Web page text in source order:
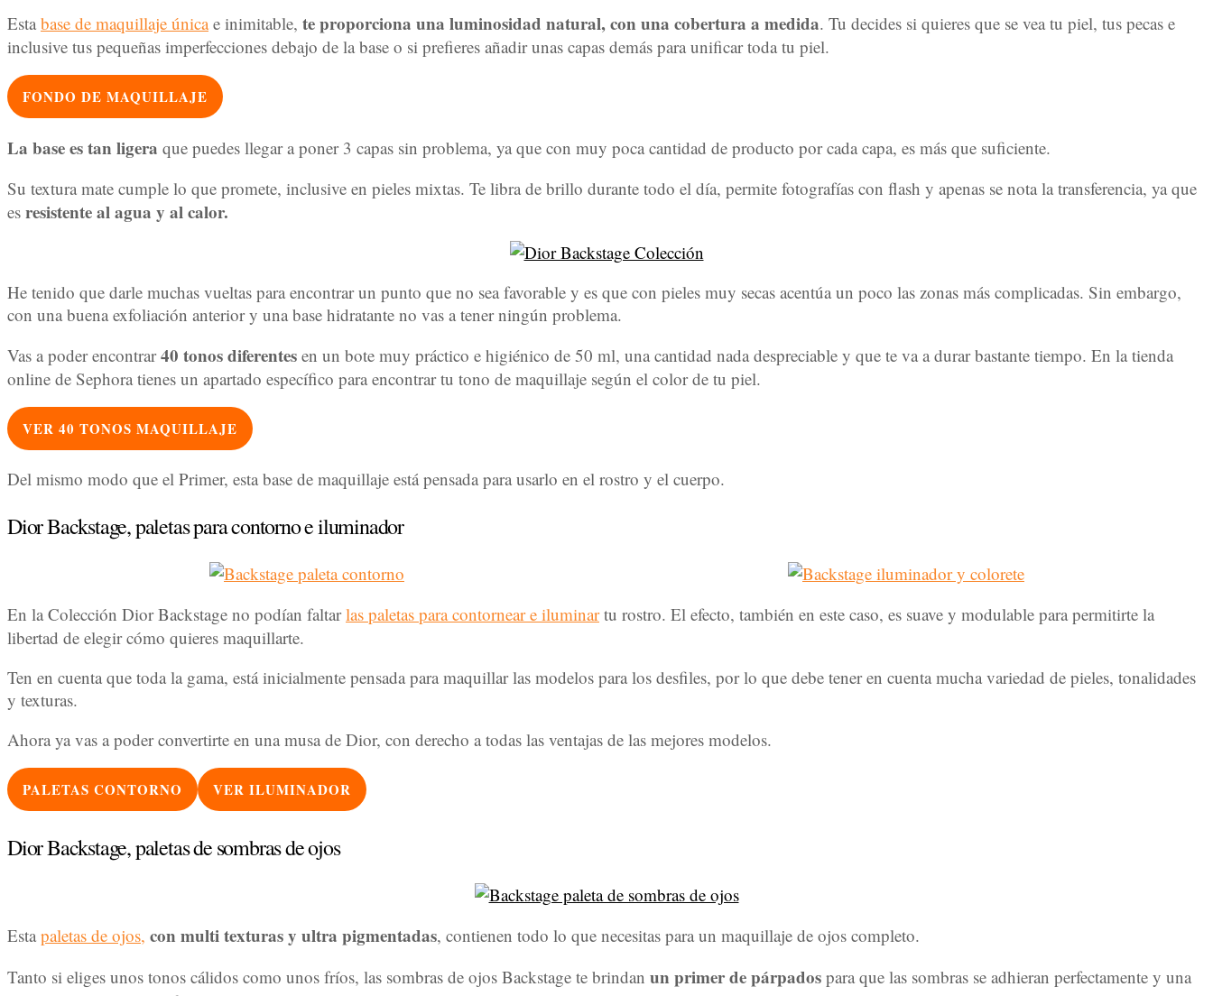
Esta base de maquillaje únicae inimitable, te proporciona una luminosidad natural, con una cobertura a medida. Tu decides si quieres que se vea tu piel, tus pecas e
inclusive tus pequeñas imperfecciones debajo de la base o si prefieres añadir unas capas demás para unificar toda tu piel.
FONDO DE MAQUILLAJE
La base es tan ligera que puedes llegar a poner 3 capas sin problema, ya que con muy poca cantidad de producto por cada capa, es más que suficiente.
Su textura mate cumple lo que promete, inclusive en pieles mixtas. Te libra de brillo durante todo el día, permite fotografías con flash y apenas se nota la transferencia, ya que
es resistente al agua y al calor.
He tenido que darle muchas vueltas para encontrar un punto que no sea favorable y es que con pieles muy secas acentúa un poco las zonas más complicadas. Sin embargo,
con una buena exfoliación anterior y una base hidratante no vas a tener ningún problema.
Vas a poder encontrar40 tonos diferentes en un bote muy práctico e higiénico de 50 ml, una cantidad nada despreciable y que te va a durar bastante tiempo. En la tienda
online de Sephora tienes un apartado específico para encontrar tu tono de maquillaje según el color de tu piel.
VER 40 TONOS MAQUILLAJE
Del mismo modo que el Primer, esta base de maquillaje está pensada para usarlo en el rostro y el cuerpo.
Dior Backstage, paletas para contorno e iluminador
En la Colección Dior Backstage no podían faltarlas paletas para contornear e iluminar tu rostro. El efecto, también en este caso, es suave y modulable para permitirte la
libertad de elegir cómo quieres maquillarte.
Ten en cuenta que toda la gama, está inicialmente pensada para maquillar las modelos para los desfiles, por lo que debe tener en cuenta mucha variedad de pieles, tonalidades
y texturas.
Ahora ya vas a poder convertirte en una musa de Dior, con derecho a todas las ventajas de las mejores modelos.
PALETAS CONTORNO VER ILUMINADOR
Dior Backstage, paletas de sombras de ojos
Esta paletas de ojos, con multi texturas y ultra pigmentadas, contienen todo lo que necesitas para un maquillaje de ojos completo.
Tanto si eliges unos tonos cálidos como unos fríos, las sombras de ojos Backstage te brindan un primer de párpados para que las sombras se adhieran perfectamente y una